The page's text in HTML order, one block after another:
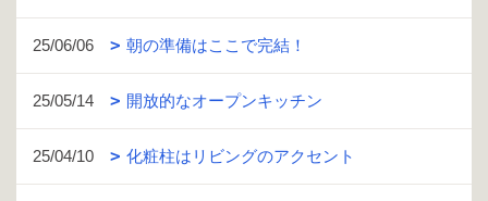
25/06/06 朝の準備はここで完結！
25/05/14 開放的なオープンキッチン
25/04/10 化粧柱はリビングのアクセント